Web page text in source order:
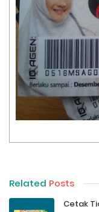
Related Posts
Cetak